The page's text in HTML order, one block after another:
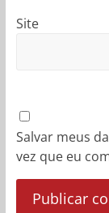
Site
Salvar meus
vez que eu